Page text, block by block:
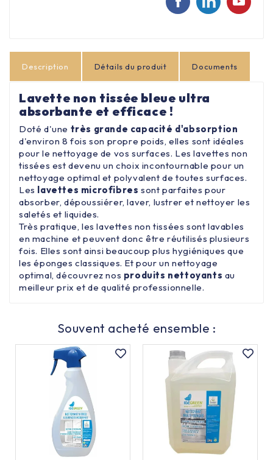
Description Détails du produit Documents
Lavette non tissée bleue ultra
absorbante et efficace !
Doté d'une très grande capacité d'absorption
d'environ 8 fois son propre poids, elles sont idéales
pour le nettoyage de vos surfaces. Les lavettes non
tissées est devenu un choix incontournable pour un
nettoyage optimal et polyvalent de toutes surfaces.
Les lavettes microfibres sont parfaites pour
absorber, dépoussiérer, laver, lustrer et nettoyer les
saletés et liquides.
Très pratique, les lavettes non tissées sont lavables
en machine et peuvent donc être réutilisés plusieurs
fois. Elles sont ainsi beaucoup plus hygiéniques que
les éponges classiques. Et pour un nettoyage
optimal, découvrez nos produits nettoyants au
meilleur prix et de qualité professionnelle.
Souvent acheté ensemble :